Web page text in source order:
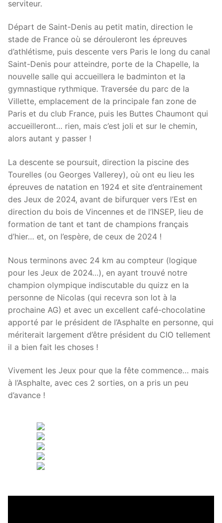
serviteur.
Départ de Saint-Denis au petit matin, direction le
stade de France où se dérouleront les épreuves
d’athlétisme, puis descente vers Paris le long du canal
Saint-Denis pour atteindre, porte de la Chapelle, la
nouvelle salle qui accueillera le badminton et la
gymnastique rythmique. Traversée du parc de la
Villette, emplacement de la principale fan zone de
Paris et du club France, puis les Buttes Chaumont qui
accueilleront… rien, mais c’est joli et sur le chemin,
alors autant y passer !
La descente se poursuit, direction la piscine des
Tourelles (ou Georges Vallerey), où ont eu lieu les
épreuves de natation en 1924 et site d’entrainement
des Jeux de 2024, avant de bifurquer vers l’Est en
direction du bois de Vincennes et de l’INSEP, lieu de
formation de tant et tant de champions français
d’hier… et, on l’espère, de ceux de 2024 !
Nous terminons avec 24 km au compteur (logique
pour les Jeux de 2024…), en ayant trouvé notre
champion olympique indiscutable du quizz en la
personne de Nicolas (qui recevra son lot à la
prochaine AG) et avec un excellent café-chocolatine
apporté par le président de l’Asphalte en personne, qui
mériterait largement d’être président du CIO tellement
il a bien fait les choses !
Vivement les Jeux pour que la fête commence… mais
à l’Asphalte, avec ces 2 sorties, on a pris un peu
d’avance !